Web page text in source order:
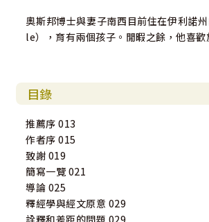
奧斯邦博士與妻子南西目前住在伊利諾
le），育有兩個孩子。閒暇之餘，他喜歡
目錄
推薦序 013
作者序 015
致謝 019
簡寫一覽 021
導論 025
釋經學與經文原意 029